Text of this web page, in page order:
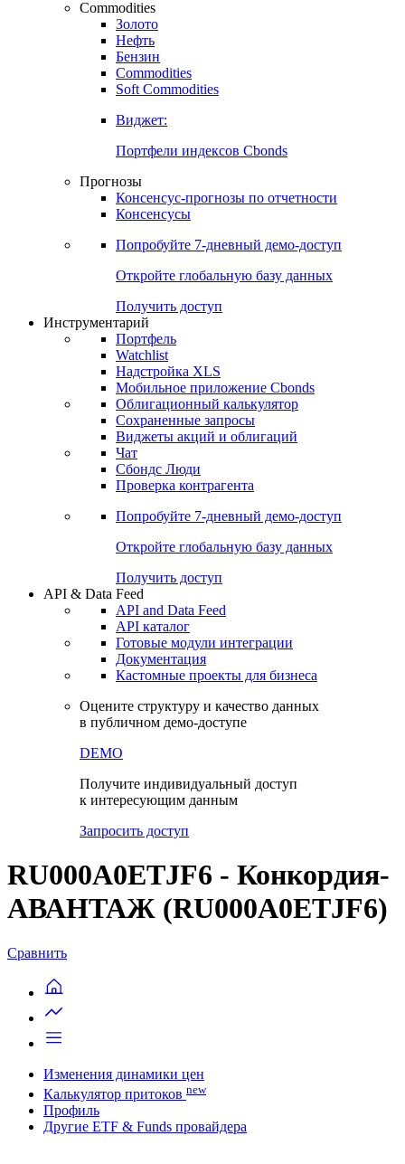
Commodities
Золото
Нефть
Бензин
Commodities
Soft Commodities
Виджет:
Портфели индексов Cbonds
Прогнозы
Консенсус-прогнозы по отчетности
Консенсусы
Попробуйте 7-дневный демо-доступ
Откройте глобальную базу данных
Получить доступ
Инструментарий
Портфель
Watchlist
Надстройка XLS
Мобильное приложение Cbonds
Облигационный калькулятор
Сохраненные запросы
Виджеты акций и облигаций
Чат
Сбондс Люди
Проверка контрагента
Попробуйте 7-дневный демо-доступ
Откройте глобальную базу данных
Получить доступ
API & Data Feed
API and Data Feed
API каталог
Готовые модули интеграции
Документация
Кастомные проекты для бизнеса
Оцените структуру и качество данных
в публичном демо-доступе
DEMO
Получите индивидуальный доступ
к интересующим данным
Запросить доступ
RU000A0ETJF6 - Конкордия-
АВАНТАЖ (RU000A0ETJF6)
Сравнить
Изменения динамики цен
Калькулятор притоков new
Профиль
Другие ETF & Funds провайдера